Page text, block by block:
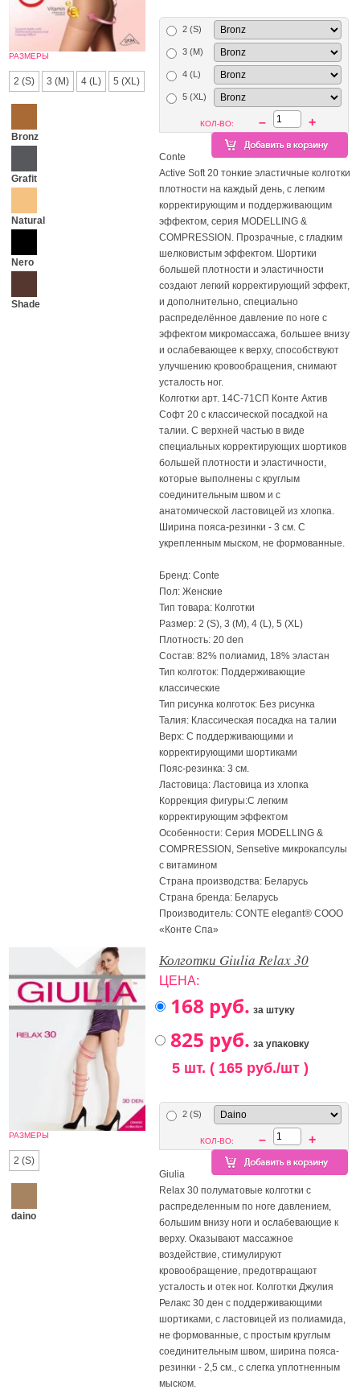
РАЗМЕРЫ
2 (S) 3 (M) 4 (L) 5 (XL)
Bronz
Grafit
Natural
Nero
Shade
2 (S)
3 (M)
4 (L)
5 (XL)
КОЛ-ВО: – +
Conte
Active Soft 20 тонкие эластичные колготки
плотности на каждый день, с легким
корректирующим и поддерживающим
эффектом, серия MODELLING &
COMPRESSION. Прозрачные, с гладким
шелковистым эффектом. Шортики
большей плотности и эластичности
создают легкий корректирующий эффект,
и дополнительно, специально
распределённое давление по ноге с
эффектом микромассажа, большее внизу
и ослабевающее к верху, способствуют
улучшению кровообращения, снимают
усталость ног.
Колготки арт. 14С-71СП Конте Актив
Софт 20 с классической посадкой на
талии. С верхней частью в виде
специальных корректирующих шортиков
большей плотности и эластичности,
которые выполнены с круглым
соединительным швом и с
анатомической ластовицей из хлопка.
Ширина пояса-резинки - 3 см. С
укрепленным мыском, не формованные.
Бренд: Conte
Пол: Женские
Тип товара: Колготки
Размер: 2 (S), 3 (M), 4 (L), 5 (XL)
Плотность: 20 den
Состав: 82% полиамид, 18% эластан
Тип колготок: Поддерживающие
классические
Тип рисунка колготок: Без рисунка
Талия: Классическая посадка на талии
Верх: С поддерживающими и
корректирующими шортиками
Пояс-резинка: 3 см.
Ластовица: Ластовица из хлопка
Коррекция фигуры:С легким
корректирующим эффектом
Особенности: Серия MODELLING &
COMPRESSION, Sensetive микрокапсулы
с витамином
Страна производства: Беларусь
Страна бренда: Беларусь
Производитель: CONTE elegant® СООО
«Конте Спа»
РАЗМЕРЫ
2 (S)
daino
Колготки Giulia Relax 30
ЦЕНА:
за штуку
за упаковку
5 шт. ( 165 руб./шт )
2 (S)
КОЛ-ВО: – +
Giulia
Relax 30 полуматовые колготки с
распределенным по ноге давлением,
большим внизу ноги и ослабевающие к
верху. Оказывают массажное
воздействие, стимулируют
кровообращение, предотвращают
усталость и отек ног. Колготки Джулия
Релакс 30 ден с поддерживающими
шортиками, с ластовицей из полиамида,
не формованные, с простым круглым
соединительным швом, ширина пояса-
резинки - 2,5 см., с слегка уплотненным
мыском.